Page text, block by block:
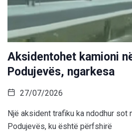
Aksidentohet kamioni
Podujevës, ngarkesa
27/07/2026
Një aksident trafiku ka ndodhur sot
Podujevës, ku është përfshirë